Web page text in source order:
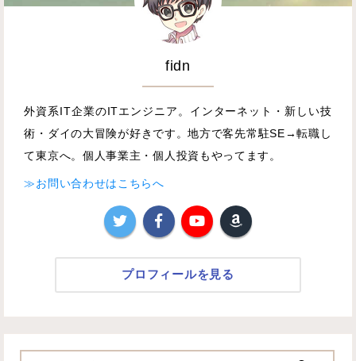
fidn
外資系IT企業のITエンジニア。インターネット・新しい技
術・ダイの大冒険が好きです。地方で客先常駐SE→転職し
て東京へ。個人事業主・個人投資もやってます。
≫お問い合わせはこちらへ
プロフィールを見る